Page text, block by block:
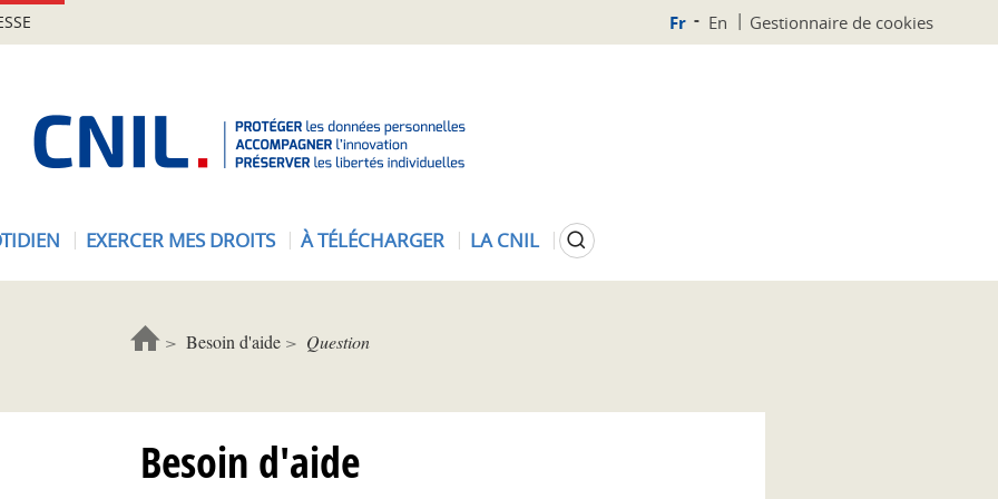
Fr En Gestionnaire de cookies
EXERCER MES DROITS À TÉLÉCHARGER LA CNIL Rechercher
Besoin d'aide Question
Besoin d'aide